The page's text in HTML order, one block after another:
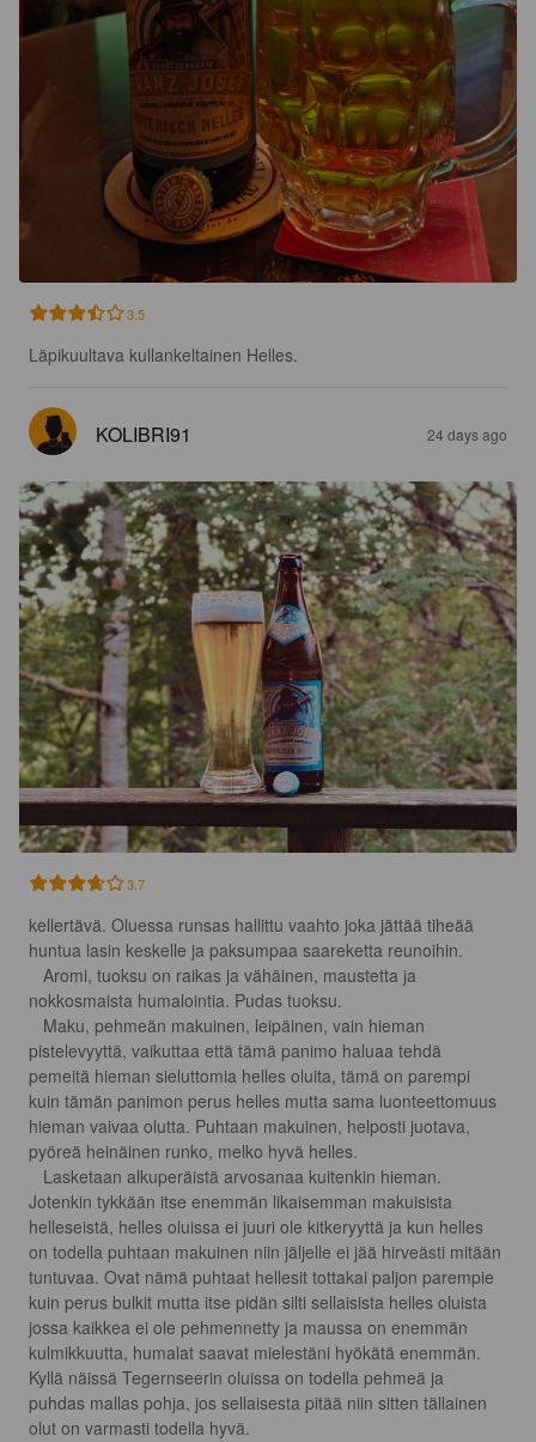
3.5
Läpikuultava kullankeltainen Helles.
KOLIBRI91 24 days ago
3.7
kellertävä. Oluessa runsas hallittu vaahto joka jättää tiheää
huntua lasin keskelle ja paksumpaa saareketta reunoihin.
nokkosmaista humalointia. Pudas tuoksu.
pistelevyyttä, vaikuttaa että tämä panimo haluaa tehdä
pemeitä hieman sieluttomia helles oluita, tämä on parempi
kuin tämän panimon perus helles mutta sama luonteettomuus
hieman vaivaa olutta. Puhtaan makuinen, helposti juotava,
pyöreä heinäinen runko, melko hyvä helles.
Jotenkin tykkään itse enemmän likaisemman makuisista
helleseistä, helles oluissa ei juuri ole kitkeryyttä ja kun helles
on todella puhtaan makuinen niin jäljelle ei jää hirveästi mitään
tuntuvaa. Ovat nämä puhtaat hellesit tottakai paljon parempie
kuin perus bulkit mutta itse pidän silti sellaisista helles oluista
jossa kaikkea ei ole pehmennetty ja maussa on enemmän
kulmikkuutta, humalat saavat mielestäni hyökätä enemmän.
Kyllä näissä Tegernseerin oluissa on todella pehmeä ja
puhdas mallas pohja, jos sellaisesta pitää niin sitten tällainen
olut on varmasti todella hyvä.